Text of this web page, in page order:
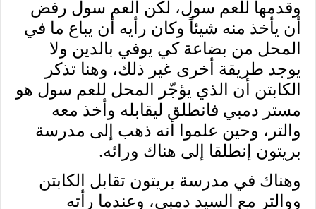
وقدمها للعم سول، لكن العم سول رفض
أن يأخذ منه شيئاً وكان رأيه أن يباع ما في
المحل من بضاعة كي يوفي بالدين ولا
يوجد طريقة أخرى غير ذلك، وهنا تذكر
الكابتن أن الذي يؤجّر المحل للعم سول هو
مستر دمبي فانطلق ليقابله وأخذ معه
والتر، وحين علموا أنه ذهب إلى مدرسة
بريتون إنطلقا إلى هناك ورائه.
وهناك في مدرسة بريتون تقابل الكابتن
ووالتر مع السيد دمبي، وعندما رأته